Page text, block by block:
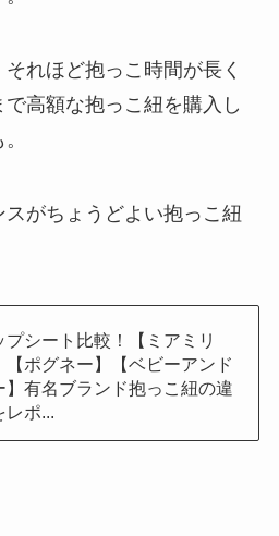
れほど抱っこ時間が長く
高額な抱っこ紐を購入し
がちょうどよい抱っこ紐
プシート比較！【ミアミリ
【ポグネー】【ベビーアンド
】有名ブランド抱っこ紐の違
レポ...